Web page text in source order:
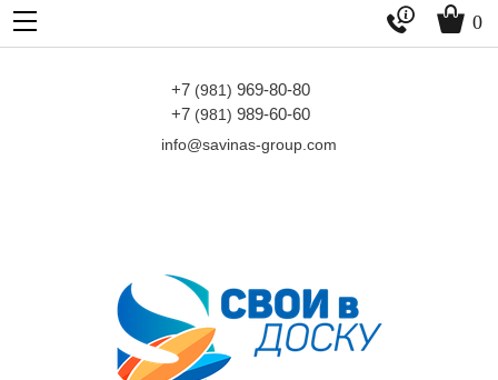
+7 (981) 969-80-80
+7 (981) 989-60-60
info@savinas-group.com
  0